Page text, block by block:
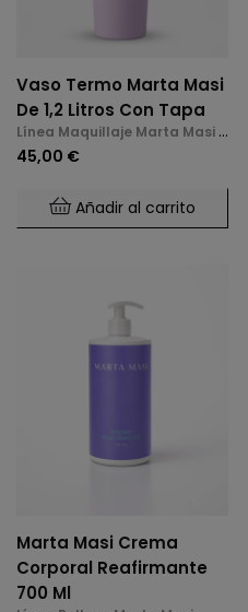
Vaso Termo Marta Masi
De 1,2 Litros Con Tapa
Línea Maquillaje Marta Masi y
Accesorios
45,00 €
Añadir al carrito
Marta Masi Crema
Corporal Reafirmante
700 Ml